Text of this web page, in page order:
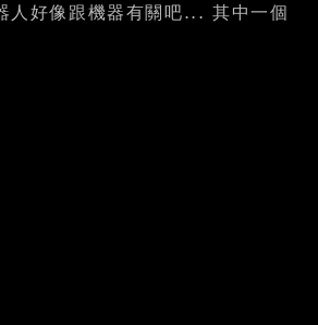
好像跟機器有關吧... 其中一個